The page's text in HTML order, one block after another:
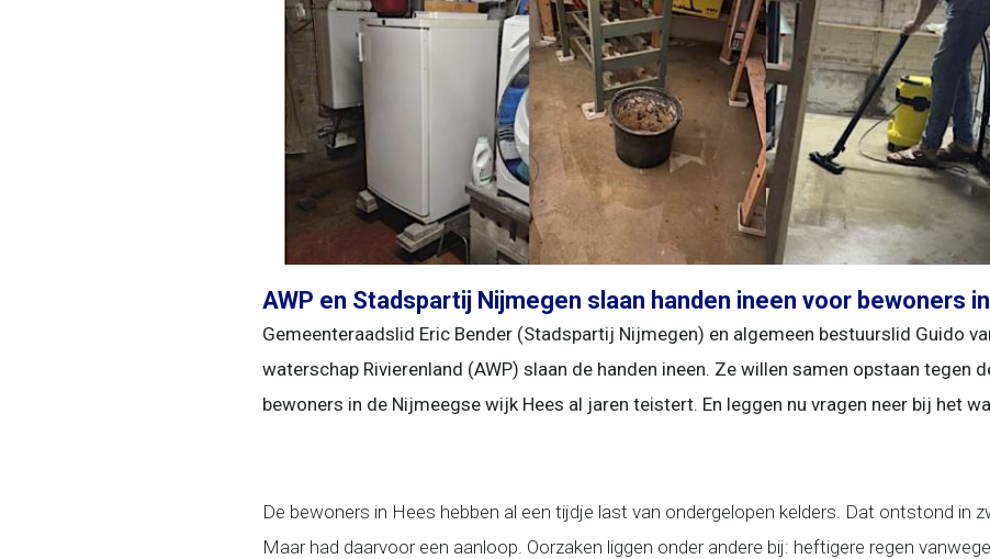
AWP en Stadspartij Nijmegen slaan handen ineen voor bewoners
Gemeenteraadslid Eric Bender (Stadspartij Nijmegen) en algemeen bestuurslid Guido
waterschap Rivierenland (AWP) slaan de handen ineen. Ze willen samen opstaan tegen
bewoners in de Nijmeegse wijk Hees al jaren teistert. En leggen nu vragen neer bij het
De bewoners in Hees hebben al een tijdje last van ondergelopen kelders. Dat ontstond in
Maar had daarvoor een aanloop. Oorzaken liggen onder andere bij: heftigere regen